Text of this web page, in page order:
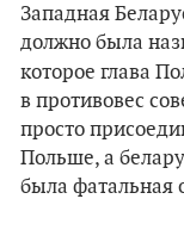
Западная
должно была
которое глава
в противовес
просто
Польше, а
была фатальная